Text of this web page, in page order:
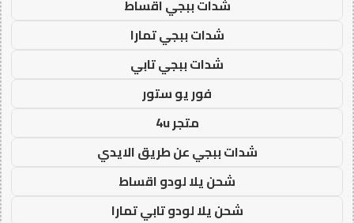
شدات ببجي اقساط
شدات ببجي تمارا
شدات ببجي تابي
فور يو ستور
متجر 4u
شدات ببجي عن طريق الايدي
شحن يلا لودو اقساط
شحن يلا لودو تابي تمارا